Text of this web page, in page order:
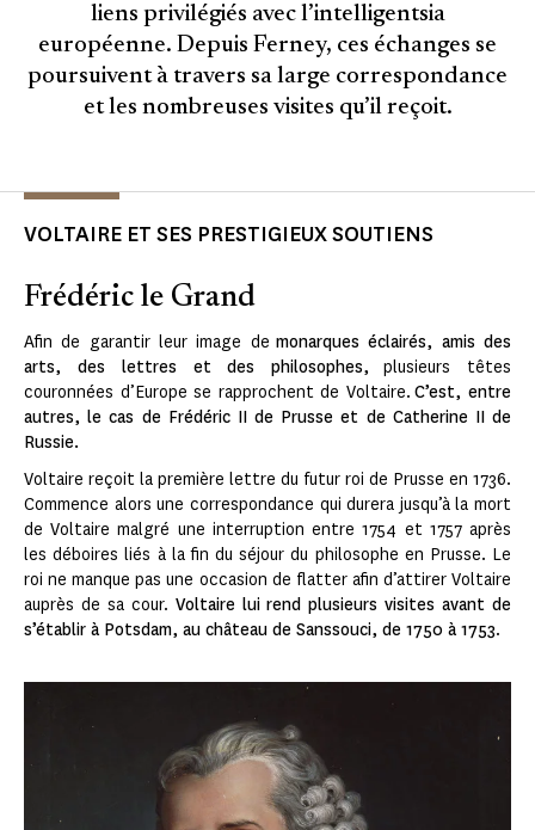
liens privilégiés avec l’intelligentsia
européenne. Depuis Ferney, ces échanges se
poursuivent à travers sa large correspondance
et les nombreuses visites qu’il reçoit.
VOLTAIRE ET SES PRESTIGIEUX SOUTIENS
Frédéric le Grand
Afin de garantir leur image de monarques éclairés, amis des
arts, des lettres et des philosophes, plusieurs têtes
couronnées d’Europe se rapprochent de Voltaire.C’est, entre
autres, le cas de Frédéric II de Prusse et de Catherine II de
Russie.
Voltaire reçoit la première lettre du futur roi de Prusse en 1736.
Commence alors une correspondance qui durera jusqu’à la mort
de Voltaire malgré une interruption entre 1754 et 1757 après
les déboires liés à la fin du séjour du philosophe en Prusse. Le
roi ne manque pas une occasion de flatter afin d’attirer Voltaire
auprès de sa cour. Voltaire lui rend plusieurs visites avant de
s’établir à Potsdam, au château de Sanssouci, de 1750 à 1753.